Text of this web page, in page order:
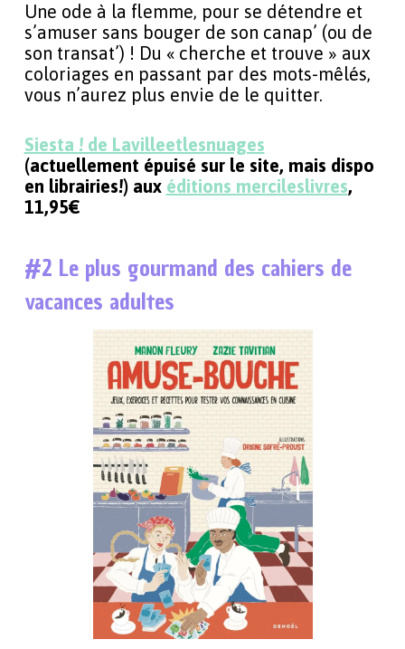
Une ode à la flemme, pour se détendre et
s’amuser sans bouger de son canap’ (ou de
son transat’) ! Du « cherche et trouve » aux
coloriages en passant par des mots-mêlés,
vous n’aurez plus envie de le quitter.
Siesta ! de Lavilleetlesnuages
(actuellement épuisé sur le site, mais dispo
en librairies!) aux éditions mercileslivres,
11,95€
#2 Le plus gourmand des cahiers de
vacances adultes